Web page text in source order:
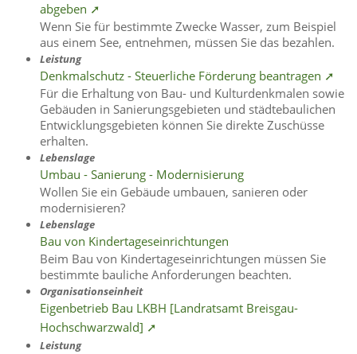
abgeben ➚
Wenn Sie für bestimmte Zwecke Wasser, zum Beispiel
aus einem See, entnehmen, müssen Sie das bezahlen.
Leistung
Denkmalschutz - Steuerliche Förderung beantragen ➚
Für die Erhaltung von Bau- und Kulturdenkmalen sowie
Gebäuden in Sanierungsgebieten und städtebaulichen
Entwicklungsgebieten können Sie direkte Zuschüsse
erhalten.
Lebenslage
Umbau - Sanierung - Modernisierung
Wollen Sie ein Gebäude umbauen, sanieren oder
modernisieren?
Lebenslage
Bau von Kindertageseinrichtungen
Beim Bau von Kindertageseinrichtungen müssen Sie
bestimmte bauliche Anforderungen beachten.
Organisationseinheit
Eigenbetrieb Bau LKBH [Landratsamt Breisgau-
Hochschwarzwald] ➚
Leistung